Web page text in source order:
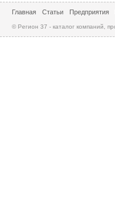
Главная Статьи Предприятия
© Регион 37 - каталог компаний,